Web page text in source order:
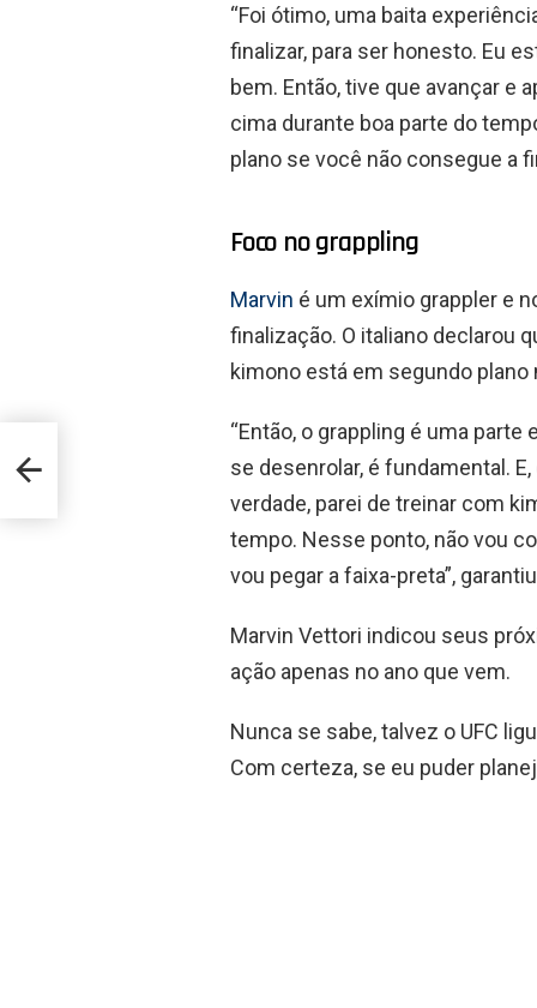
“Foi ótimo, uma baita
finalizar, para ser honesto. Eu
bem. Então, tive que avançar e
cima durante boa parte do
plano se você não consegue a
Foco no grappling
Marvin é um exímio grappler e
finalização. O italiano declarou
kimono está em segundo plano
“Então, o grappling é uma
se desenrolar, é fundamental.
verdade, parei de treinar com
tempo. Nesse ponto, não vou
vou pegar a faixa-preta”,
Marvin Vettori indicou seus
ação apenas no ano que vem.
Nunca se sabe, talvez o UFC
Com certeza, se eu puder